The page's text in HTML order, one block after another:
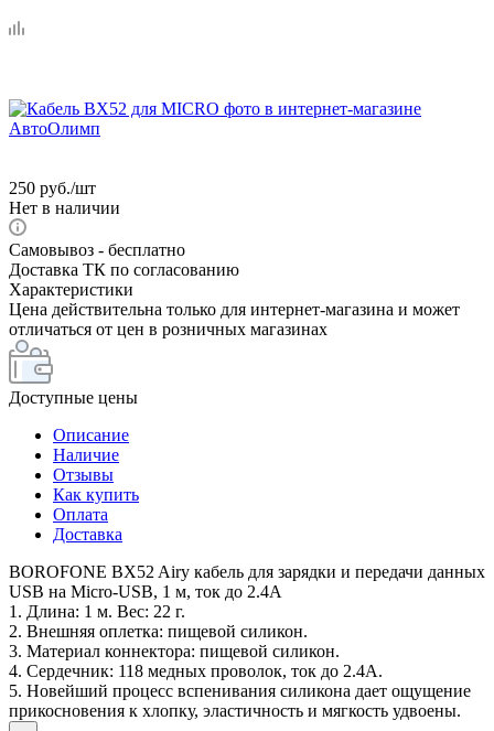
250 руб./шт
Нет в наличии
Самовывоз - бесплатно
Доставка ТК по согласованию
Характеристики
Цена действительна только для интернет-магазина и может
отличаться от цен в розничных магазинах
Доступные цены
Описание
Наличие
Отзывы
Как купить
Оплата
Доставка
BOROFONE BX52 Airy кабель для зарядки и передачи данных
USB на Micro-USB, 1 м, ток до 2.4A
1. Длина: 1 м. Вес: 22 г.
2. Внешняя оплетка: пищевой силикон.
3. Материал коннектора: пищевой силикон.
4. Сердечник: 118 медных проволок, ток до 2.4A.
5. Новейший процесс вспенивания силикона дает ощущение
прикосновения к хлопку, эластичность и мягкость удвоены.